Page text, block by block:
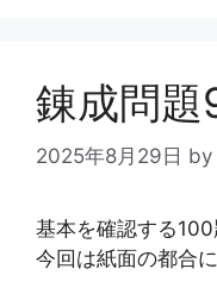
錬成問題
2025年8月29日 by
基本を確認する100
今回は紙面の都合